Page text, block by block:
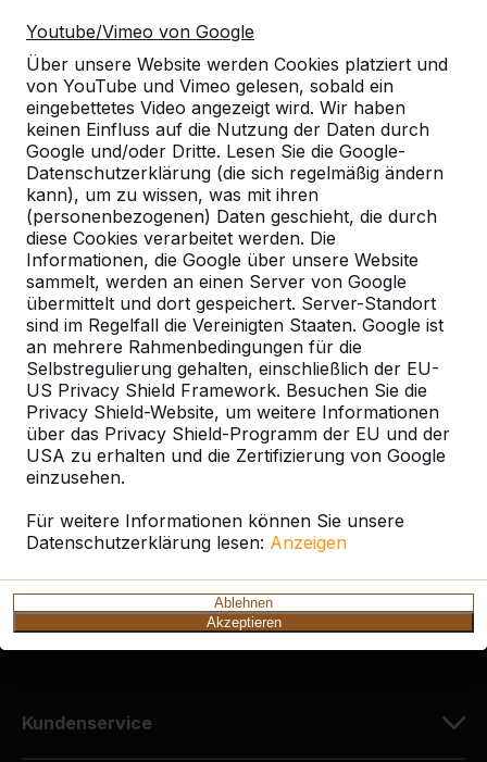
Youtube/Vimeo von Google
Über unsere Website werden Cookies platziert und
von YouTube und Vimeo gelesen, sobald ein
eingebettetes Video angezeigt wird. Wir haben
keinen Einfluss auf die Nutzung der Daten durch
Google und/oder Dritte. Lesen Sie die Google-
Datenschutzerklärung (die sich regelmäßig ändern
kann), um zu wissen, was mit ihren
(personenbezogenen) Daten geschieht, die durch
diese Cookies verarbeitet werden. Die
Informationen, die Google über unsere Website
sammelt, werden an einen Server von Google
übermittelt und dort gespeichert. Server-Standort
sind im Regelfall die Vereinigten Staaten. Google ist
an mehrere Rahmenbedingungen für die
Selbstregulierung gehalten, einschließlich der EU-
US Privacy Shield Framework. Besuchen Sie die
Privacy Shield-Website, um weitere Informationen
über das Privacy Shield-Programm der EU und der
USA zu erhalten und die Zertifizierung von Google
einzusehen.
Für weitere Informationen können Sie unsere
Datenschutzerklärung lesen: Anzeigen
Ablehnen
Akzeptieren
Ort oder Postleitzahl suchen
Zie ook
Leverkusen-Rheindorf Leverkusen, Voigtslach
Kontakt
HeBlad Deutschland
Diekerstraße 97
42781 Haan
+49 212 934 77 25
info@HeBlad.de
Kundenservice